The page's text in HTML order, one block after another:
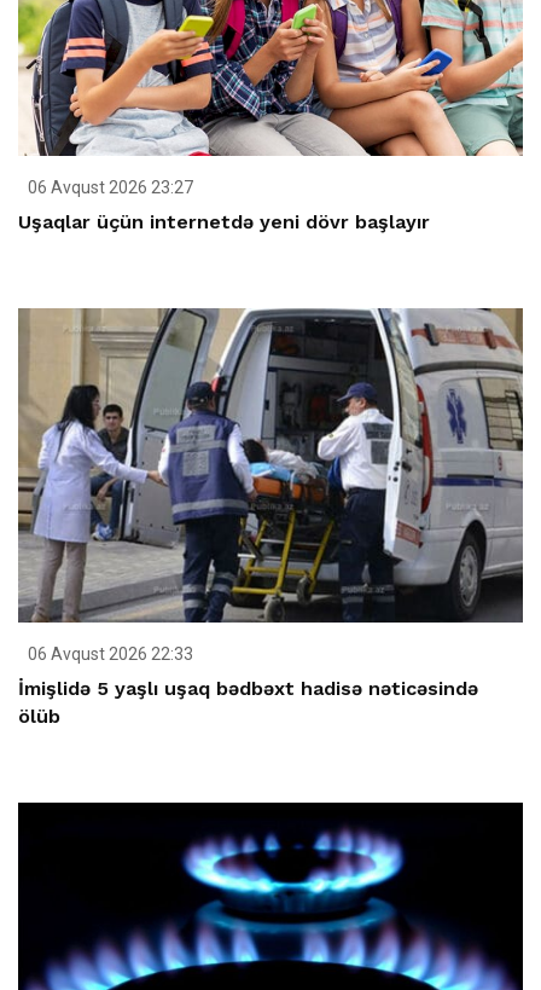
06 Avqust 2026 23:27
Uşaqlar üçün internetdə yeni dövr başlayır
06 Avqust 2026 22:33
İmişlidə 5 yaşlı uşaq bədbəxt hadisə nəticəsində
ölüb